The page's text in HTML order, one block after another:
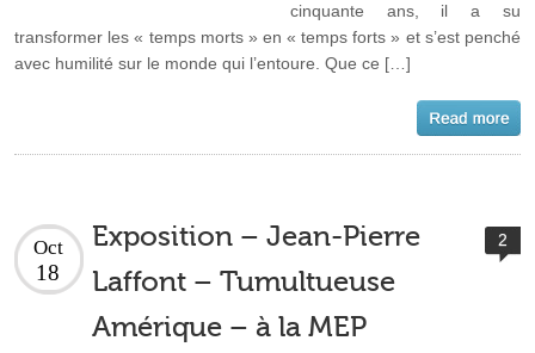
cinquante ans, il a su
transformer les « temps morts » en « temps forts » et s’est penché
avec humilité sur le monde qui l’entoure. Que ce […]
Exposition – Jean-Pierre
Laffont – Tumultueuse
Amérique – à la MEP
Oct
18
2